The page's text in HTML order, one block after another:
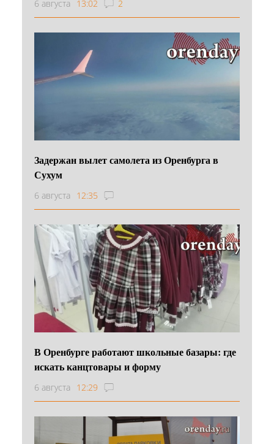
6 августа 13:02 2
Задержан вылет самолета из Оренбурга в
Сухум
6 августа 12:35
В Оренбурге работают школьные базары: где
искать канцтовары и форму
6 августа 12:29